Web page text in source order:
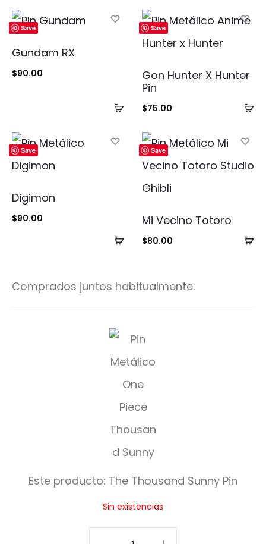
Save
Añadir
carrito
Gundam RX
$90.00
Save
Gon Hunter X Hunter
Pin
$75.00
Save
Añadir
Digimon
$90.00
Save
Mi Vecino Totoro
$80.00
Comprados juntos habitualmente:
T
h
a
Este producto: The Thousand Sunny Pin
Sin existencias